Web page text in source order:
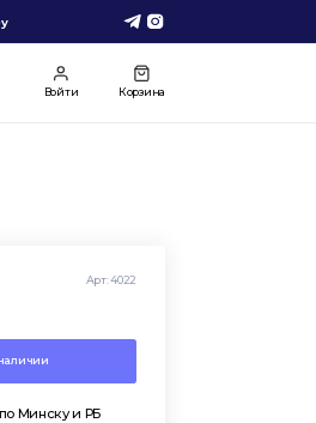
Войти Корзина
Арт:4022
Минску и РБ